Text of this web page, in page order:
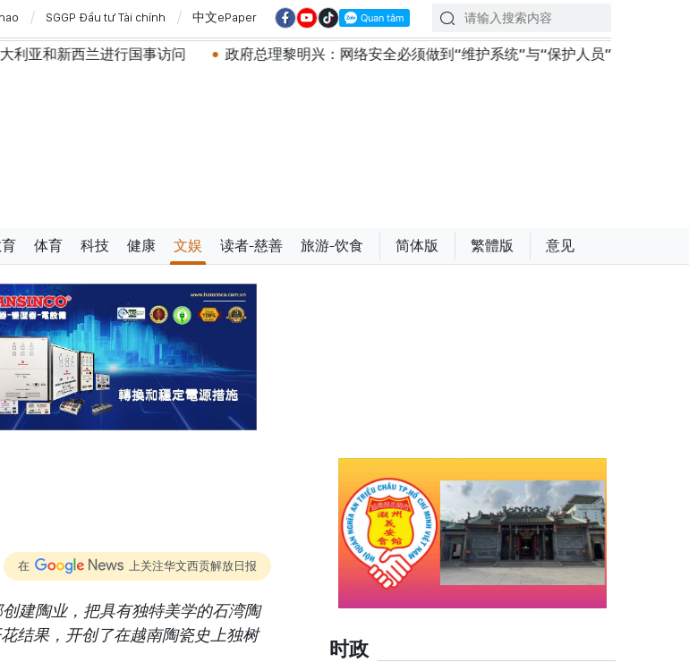
SGGP Đầu tư Tài chính 中文ePaper
事访问 政府总理黎明兴：网络安全必须做到“维护系统”与“保护人员”紧密结合 越南政府总理黎
体育 科技 健康 文娱 读者-慈善 旅游-饮食 简体版 繁體版 意见
在 上关注华文西贡解放日报
建陶业，把具有独特美学的石湾陶
结果，开创了在越南陶瓷史上独树
时政